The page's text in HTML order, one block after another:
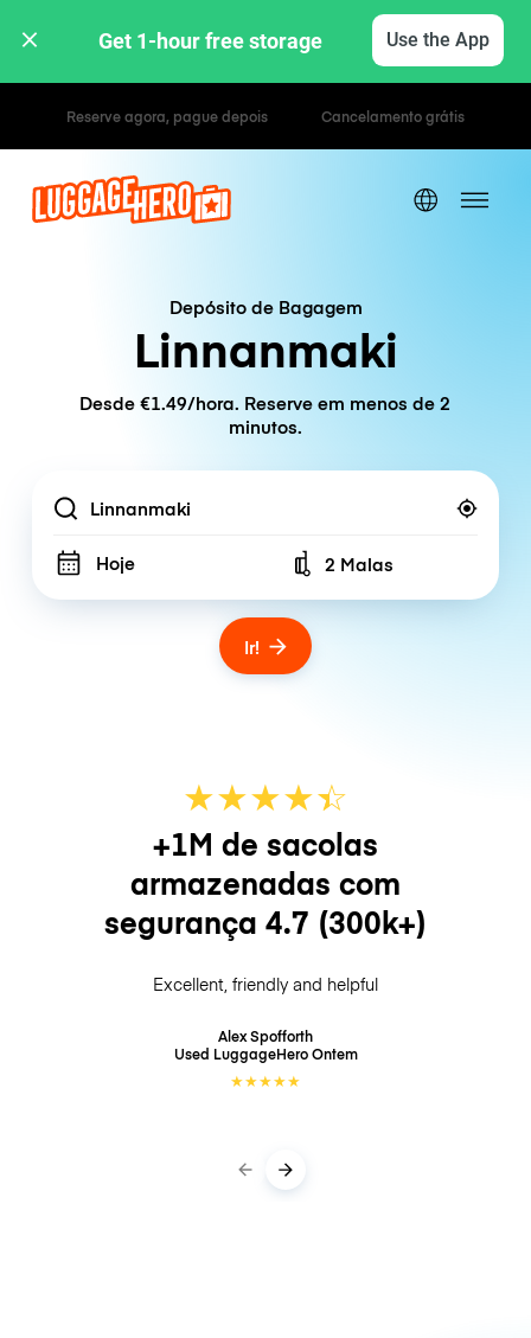
Get 1-hour free storage Use the App
Tarifas horárias / diárias
Depósito de Bagagem
Linnanmaki
Desde €1.49/hora. Reserve em menos de 2
minutos.
Location
Hoje Number of bags
2 Malas
Ir!
★★★★☆
★
+1M de sacolas
armazenadas com
segurança 4.7 (300k+)
Excellent, friendly and helpful
Alex Spofforth
Used LuggageHeroOntem
★★★★★